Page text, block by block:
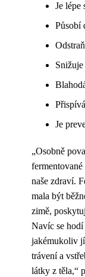
Je lépe
Působí
Je
„Osobně
naše zdraví.
mala být
zimě,
Navíc se
jakémukoliv
trávení a
látky z těla,“